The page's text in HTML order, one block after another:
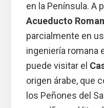
en la Península. A
Acueducto
parcialmente en
ingeniería romana
puede visitar el
origen árabe, que
los Peñones del